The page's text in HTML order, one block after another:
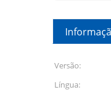
Versão:
Língua: